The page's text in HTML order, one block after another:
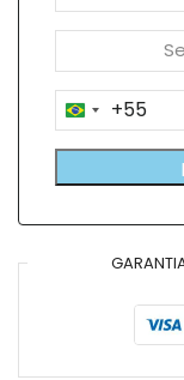
Brazil
+55
+55